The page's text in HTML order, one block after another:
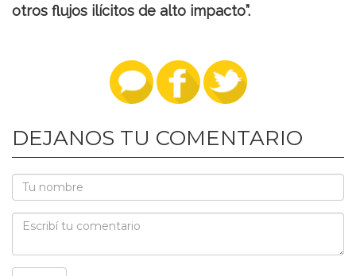
otros flujos ilícitos de alto impacto”.
DEJANOS TU COMENTARIO